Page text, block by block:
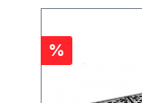
Rabatt
%